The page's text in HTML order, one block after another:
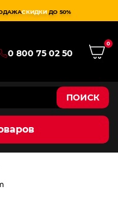
СКИДКИ ДО 50%
0 800 75 02 50
0
ПОИСК